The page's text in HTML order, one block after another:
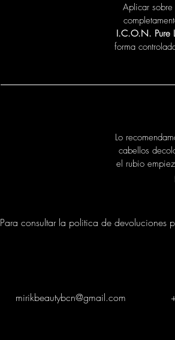
Aplicar
I.C.O.N. Pure
forma
Lo
cabellos
el rubio
Para consultar la politica de devoluciones
mirikbeautybcn@gmail.com